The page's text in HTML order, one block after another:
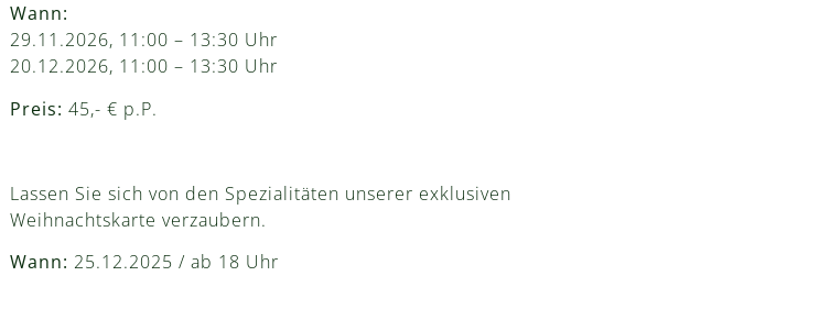
Wann:
29.11.2026, 11:00 – 13:30 Uhr
20.12.2026, 11:00 – 13:30 Uhr
Preis: 45,- € p.P.
Lassen Sie sich von den Spezialitäten unserer exklusiven
Weihnachtskarte verzaubern.
Wann: 25.12.2025 / ab 18 Uhr